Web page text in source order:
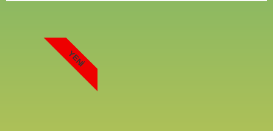
YENI